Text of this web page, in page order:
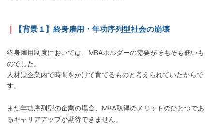
｜ 【背景１】終身雇用・年功序列型社会の崩壊
終身雇用制度においては、MBAホルダーの需要がそもそも低いも
のでした。
人材は企業内で時間をかけて育てるものと考えられていたからで
す。
また年功序列型の企業の場合、MBA取得のメリットのひとつであ
るキャリアアップが期待できません。